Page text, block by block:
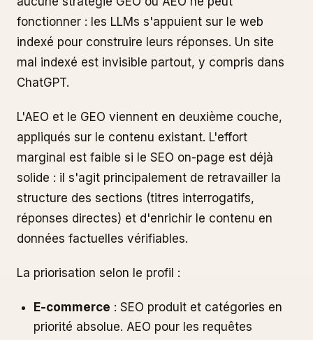
fonctionner : les LLMs s'appuient sur le web
indexé pour construire leurs réponses. Un site
mal indexé est invisible partout, y compris dans
ChatGPT.
L'AEO et le GEO viennent en deuxième couche,
appliqués sur le contenu existant. L'effort
marginal est faible si le SEO on-page est déjà
solide : il s'agit principalement de retravailler la
structure des sections (titres interrogatifs,
réponses directes) et d'enrichir le contenu en
données factuelles vérifiables.
La priorisation selon le profil :
E-commerce : SEO produit et catégories en
priorité absolue. AEO pour les requêtes